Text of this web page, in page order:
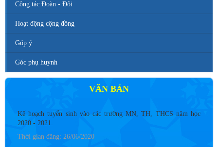
Công tác Đoàn - Đội
Hoạt động cộng đồng
Góp ý
Góc phụ huynh
VĂN BẢN
2020 - 2021.